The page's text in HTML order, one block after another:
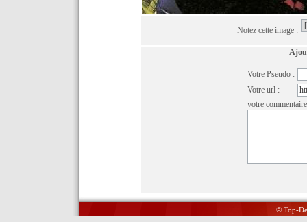
Notez cette image :
Votre Pseudo :
Votre url :
votre
© Top-